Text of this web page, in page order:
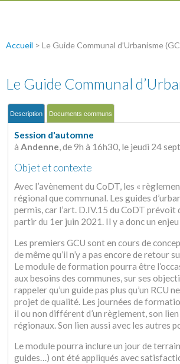
Accueil > Le Guide Communal d’Urbanisme
Le Guide Communal
Description Documents communs
Session d'automne
àAndenne, de 9h à 16h30, le jeudi 24
Objet et contexte
Avec l’avènement du CoDT, les «
régional que communal. Les guides
permis, car l’art. D.IV.15 du CoDT
partir du 1er juin 2021. Il y a donc un
Les premiers GCU sont en cours de
de même qu’il n’y a pas encore de
Le module de formation pourra être
aux besoins des communes, sur ses
rappeler qu’un guide pas plus qu’un RCU
projet de qualité. Les journées de
il ou non différent d’un règlement, son
régionaux. Son lien aussi avec les autres
Le module pourra inclure un jour de
guides…) ont été appliqués avec